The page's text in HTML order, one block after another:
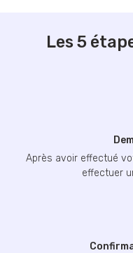
Les 5
Après avoir effectué
effectuer